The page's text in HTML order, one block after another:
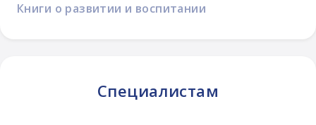
Книги о развитии и воспитании
Специалистам